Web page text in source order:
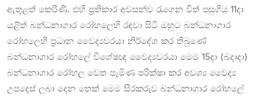
ඇතුළත් කෙරිණි. එහි ප්‍රතිකාර අවසන්ව රැගෙන විත් පසුගිය 11දා
යළිත් බන්ධනාගාර රෝහලෙහි රඳවා සිටි ඔහුට බන්ධනාගාර
රෝහලෙහි ප්‍රධාන වෛද්‍යවරයා නිර්දේශ කර තිබුණේ
බන්ධනාගාර රෝහලේ විශේෂඥ වෛද්‍යවරයා මෙම 15දා (බදාදා)
බන්ධනාගාර රෝහල වෙත පැමිණ පරික්ෂා කර අවශ්‍ය වෛද්‍ය
උපදෙස් ලබා දෙන තෙක් මෙම සිරකරුව බන්ධනාගාර රෝහලේ